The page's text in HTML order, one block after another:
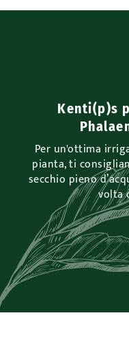
Kenti(p)s
Per un'ottima
pianta, ti
secchio pieno
volta